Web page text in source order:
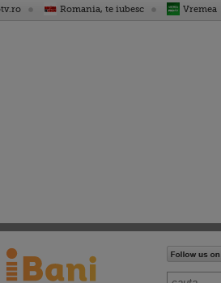
Romania, te iubesc Vremea